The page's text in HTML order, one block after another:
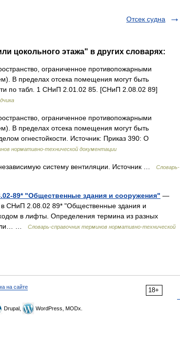
Отсек судна
цокольного этажа" в других словарях:
ограниченное противопожарными
В пределах отсека помещения могут быть
по табл. 1 СНиП 2.01.02 85. [СНиП 2.08.02 89]
ограниченное противопожарными
В пределах отсека помещения могут быть
огнестойкости. Источник: Приказ 390: О
нормативно-технической документации
систему вентиляции. Источник …
Словарь-
89* "Общественные здания и сооружения" —
СНиП 2.08.02 89* "Общественные здания и
в лифты. Определения термина из разных
или… …
Словарь-справочник терминов нормативно-технической
18+
на сайте
Drupal, WordPress, MODx.